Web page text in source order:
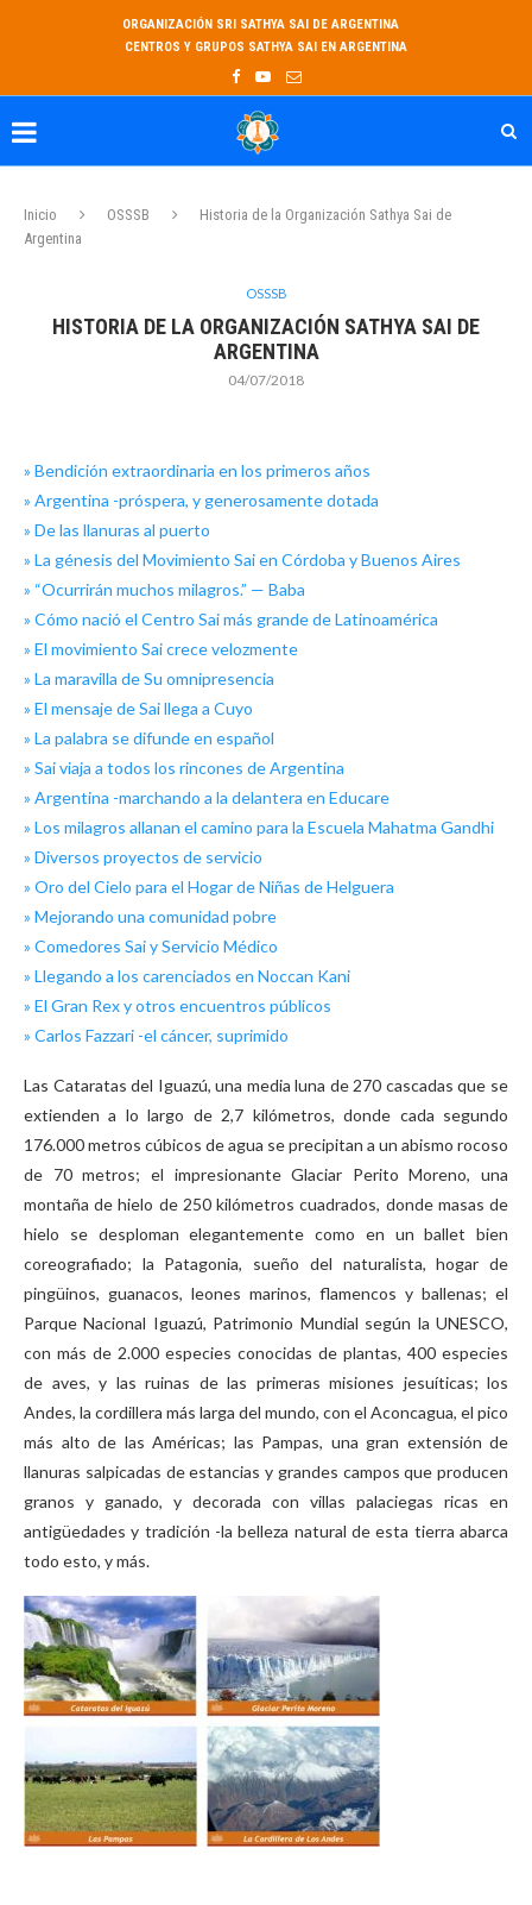
ORGANIZACIÓN SRI SATHYA SAI DE ARGENTINA
CENTROS Y GRUPOS SATHYA SAI EN ARGENTINA
Inicio OSSSB
Historia de la Organización Sathya Sai de
Argentina
OSSSB
HISTORIA DE LA ORGANIZACIÓN SATHYA SAI DE
ARGENTINA
04/07/2018
» Bendición extraordinaria en los primeros años
» Argentina -próspera, y generosamente dotada
» De las llanuras al puerto
» La génesis del Movimiento Sai en Córdoba y Buenos Aires
» “Ocurrirán muchos milagros.” — Baba
» Cómo nació el Centro Sai más grande de Latinoamérica
» El movimiento Sai crece velozmente
» La maravilla de Su omnipresencia
» El mensaje de Sai llega a Cuyo
» La palabra se difunde en español
» Sai viaja a todos los rincones de Argentina
» Argentina -marchando a la delantera en Educare
» Los milagros allanan el camino para la Escuela Mahatma Gandhi
» Diversos proyectos de servicio
» Oro del Cielo para el Hogar de Niñas de Helguera
» Mejorando una comunidad pobre
» Comedores Sai y Servicio Médico
» Llegando a los carenciados en Noccan Kani
» El Gran Rex y otros encuentros públicos
» Carlos Fazzari -el cáncer, suprimido
Las Cataratas del Iguazú, una media luna de 270 cascadas que se
extienden a lo largo de 2,7 kilómetros, donde cada segundo
176.000 metros cúbicos de agua se precipitan a un abismo rocoso
de 70 metros; el impresionante Glaciar Perito Moreno, una
montaña de hielo de 250 kilómetros cuadrados, donde masas de
hielo se desploman elegantemente como en un ballet bien
coreografiado; la Patagonia, sueño del naturalista, hogar de
pingüinos, guanacos, leones marinos, flamencos y ballenas; el
Parque Nacional Iguazú, Patrimonio Mundial según la UNESCO,
con más de 2.000 especies conocidas de plantas, 400 especies
de aves, y las ruinas de las primeras misiones jesuíticas; los
Andes, la cordillera más larga del mundo, con el Aconcagua, el pico
más alto de las Américas; las Pampas, una gran extensión de
llanuras salpicadas de estancias y grandes campos que producen
granos y ganado, y decorada con villas palaciegas ricas en
antigüedades y tradición -la belleza natural de esta tierra abarca
todo esto, y más.